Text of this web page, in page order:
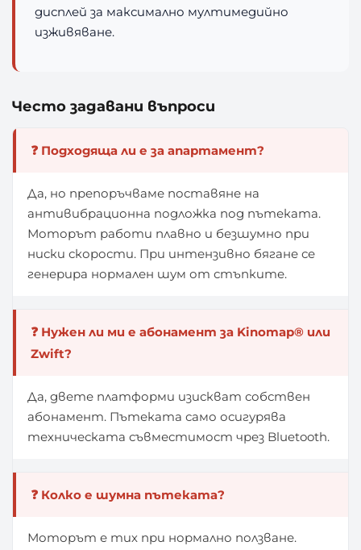
дисплей за максимално мултимедийно
изживяване.
Често задавани въпроси
❓ Подходяща ли е за апартамент?
Да, но препоръчваме поставяне на
антивибрационна подложка под пътеката.
Моторът работи плавно и безшумно при
ниски скорости. При интензивно бягане се
генерира нормален шум от стъпките.
❓ Нужен ли ми е абонамент за Kinomap® или
Zwift?
Да, двете платформи изискват собствен
абонамент. Пътеката само осигурява
техническата съвместимост чрез Bluetooth.
❓ Колко е шумна пътеката?
Моторът е тих при нормално ползване.